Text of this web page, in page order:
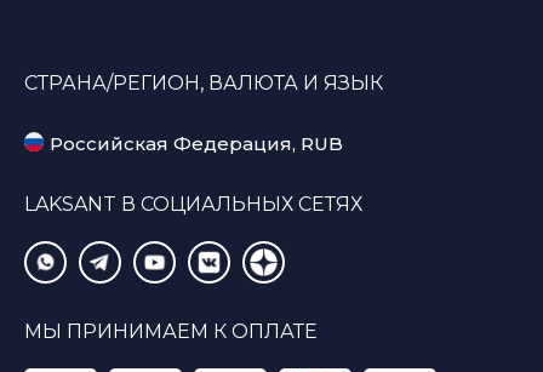
СТРАНА/РЕГИОН, ВАЛЮТА И ЯЗЫК
Российская Федерация, RUB
LAKSANT В СОЦИАЛЬНЫХ СЕТЯХ
МЫ ПРИНИМАЕМ К ОПЛАТЕ